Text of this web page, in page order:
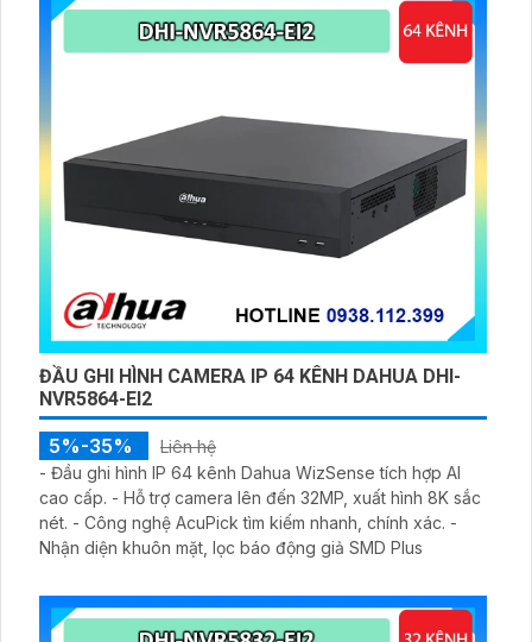
ĐẦU GHI HÌNH CAMERA IP 64 KÊNH DAHUA DHI-
NVR5864-EI2
5%-35%
Liên hệ
- Đầu ghi hình IP 64 kênh Dahua WizSense tích hợp AI
cao cấp. - Hỗ trợ camera lên đến 32MP, xuất hình 8K sắc
nét. - Công nghệ AcuPick tìm kiếm nhanh, chính xác. -
Nhận diện khuôn mặt, lọc báo động giả SMD Plus